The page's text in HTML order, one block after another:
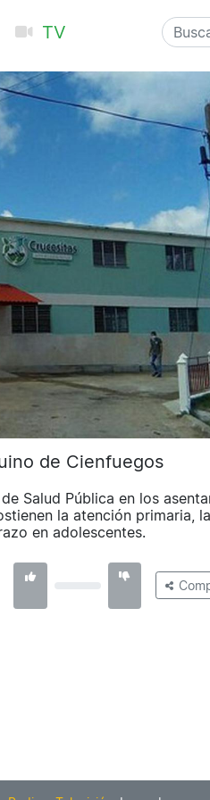
TV
de Cienfuegos
Salud Pública en los
la atención primaria,
en adolescentes.